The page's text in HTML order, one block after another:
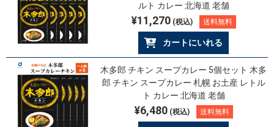
ルト カレー 北海道 老舗
¥11,270(税込) 送料無料
カートにいれる
木多郎 チキン スープカレー 5個セット 木多
郎 チキン スープカレー 札幌 お土産 レトル
ト カレー 北海道 老舗
¥6,480(税込) 送料無料